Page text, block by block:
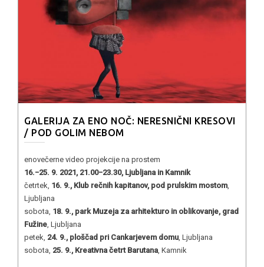
GALERIJA ZA ENO NOČ: NERESNIČNI KRESOVI
/ POD GOLIM NEBOM
enovečerne video projekcije na prostem
16.−25. 9. 2021, 21.00−23.30, Ljubljana in Kamnik
četrtek, 16. 9., Klub rečnih kapitanov, pod prulskim mostom
Ljubljana
sobota, 18. 9., park Muzeja za arhitekturo in oblikovanje, grad
Fužine , Ljubljana
petek, 24. 9., ploščad pri Cankarjevem domu , Ljubljana
sobota, 25. 9., Kreativna četrt Barutana , Kamnik